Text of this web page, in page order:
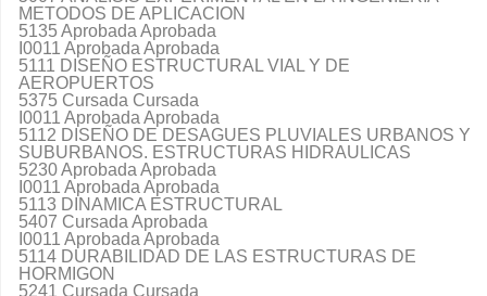
METODOS DE APLICACION
5135 Aprobada Aprobada
I0011 Aprobada Aprobada
5111 DISEÑO ESTRUCTURAL VIAL Y DE
AEROPUERTOS
5375 Cursada Cursada
I0011 Aprobada Aprobada
5112 DISEÑO DE DESAGUES PLUVIALES URBANOS Y
SUBURBANOS. ESTRUCTURAS HIDRAULICAS
5230 Aprobada Aprobada
I0011 Aprobada Aprobada
5113 DINAMICA ESTRUCTURAL
5407 Cursada Aprobada
I0011 Aprobada Aprobada
5114 DURABILIDAD DE LAS ESTRUCTURAS DE
HORMIGON
5241 Cursada Cursada